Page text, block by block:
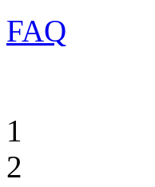
FAQ
1
2